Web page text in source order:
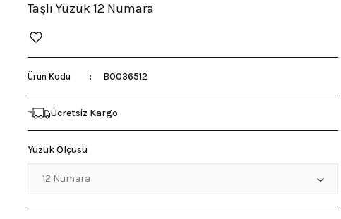
Taşlı Yüzük 12 Numara
Ürün Kodu B0036512
Ücretsiz Kargo
Yüzük Ölçüsü